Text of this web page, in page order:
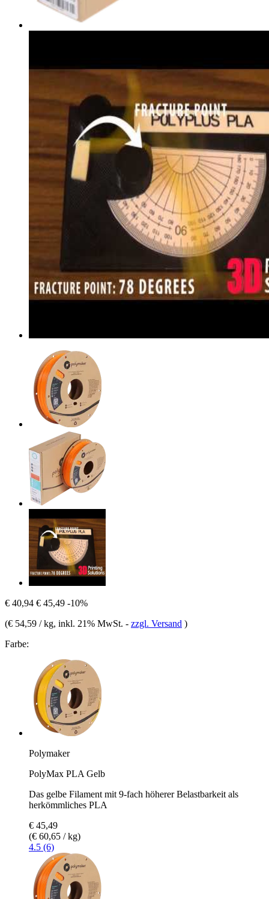
€ 40,94 € 45,49 -10%
(€ 54,59 / kg, inkl. 21% MwSt. - zzgl. Versand )
Farbe:
Polymaker
PolyMax PLA Gelb
Das gelbe Filament mit 9-fach höherer Belastbarkeit als
herkömmliches PLA
€ 45,49
(€ 60,65 / kg)
4.5 (6)